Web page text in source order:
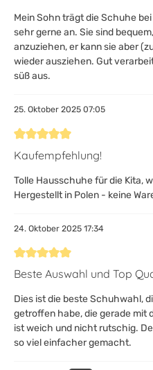
Mein Sohn trägt die Schuhe
sehr gerne an. Sie sind
anzuziehen, er kann sie aber
wieder ausziehen. Gut
süß aus.
25. Oktober 2025 07:05
Bewertung mit 5 von 5 Sternen
Kaufempfehlung!
Tolle Hausschuhe für die Kita,
Hergestellt in Polen - keine
24. Oktober 2025 17:34
Bewertung mit 5 von 5 Sternen
Beste Auswahl und Top
Dies ist die beste Schuhwahl,
getroffen habe, die gerade mit
ist weich und nicht rutschig.
so viel einfacher gemacht.